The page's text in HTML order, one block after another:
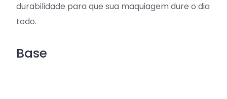
durabilidade para que sua maquiagem dure o dia
todo.
Base